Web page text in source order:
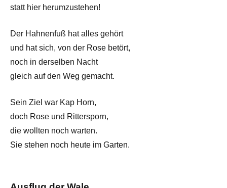
statt hier herumzustehen!
Der Hahnenfuß hat alles gehört
und hat sich, von der Rose betört,
noch in derselben Nacht
gleich auf den Weg gemacht.
Sein Ziel war Kap Horn,
doch Rose und Rittersporn,
die wollten noch warten.
Sie stehen noch heute im Garten.